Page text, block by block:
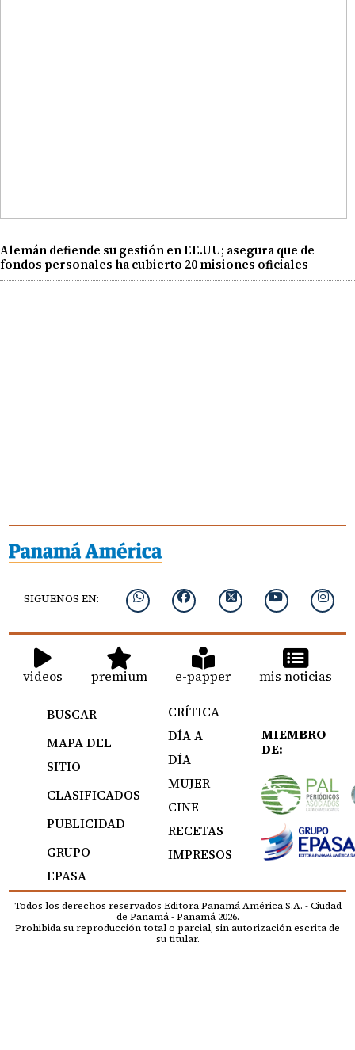
Alemán defiende su gestión en EE.UU; asegura que de
fondos personales ha cubierto 20 misiones oficiales
SIGUENOS EN:
videos premium e-papper mis noticias
BUSCAR
MAPA DEL
SITIO
CLASIFICADOS
PUBLICIDAD
GRUPO
EPASA
CRÍTICA
DÍA A
DÍA
MUJER
CINE
RECETAS
IMPRESOS
MIEMBRO
DE:
Todos los derechos reservados Editora Panamá América S.A. - Ciudad
de Panamá - Panamá 2026.
Prohibida su reproducción total o parcial, sin autorización escrita de
su titular.